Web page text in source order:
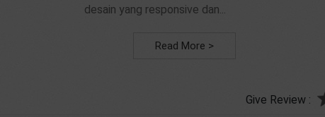
desain yang responsive dan...
Read More >
Give Review :